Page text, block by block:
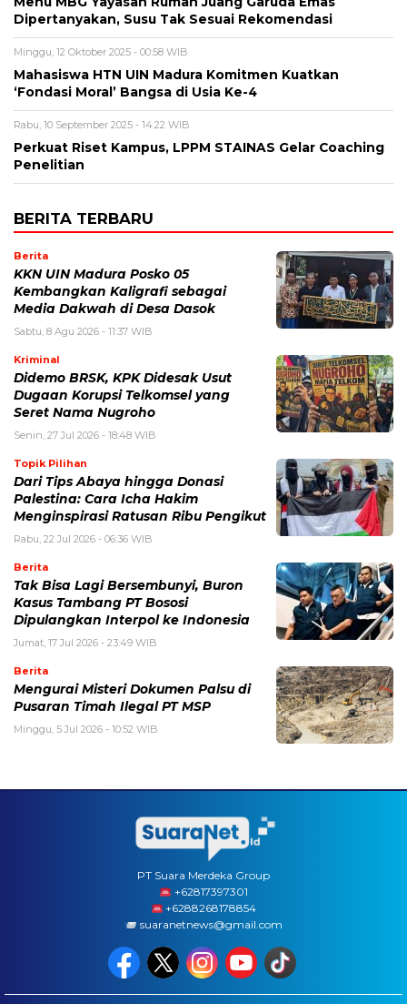
Dipertanyakan, Susu Tak Sesuai Rekomendasi
Minggu, 12 Oktober 2025 - 00:58 WIB
Mahasiswa HTN UIN Madura Komitmen Kuatkan
‘Fondasi Moral’ Bangsa di Usia Ke-4
Rabu, 10 September 2025 - 14:22 WIB
Perkuat Riset Kampus, LPPM STAINAS Gelar Coaching
Penelitian
BERITA TERBARU
Berita
KKN UIN Madura Posko 05
Kembangkan Kaligrafi sebagai
Media Dakwah di Desa Dasok
Sabtu, 8 Agu 2026 - 11:37 WIB
Kriminal
Didemo BRSK, KPK Didesak Usut
Dugaan Korupsi Telkomsel yang
Seret Nama Nugroho
Senin, 27 Jul 2026 - 18:48 WIB
Topik Pilihan
Dari Tips Abaya hingga Donasi
Palestina: Cara Icha Hakim
Menginspirasi Ratusan Ribu Pengikut
Rabu, 22 Jul 2026 - 06:36 WIB
Berita
Tak Bisa Lagi Bersembunyi, Buron
Kasus Tambang PT Bososi
Dipulangkan Interpol ke Indonesia
Jumat, 17 Jul 2026 - 23:49 WIB
Berita
Mengurai Misteri Dokumen Palsu di
Pusaran Timah Ilegal PT MSP
Minggu, 5 Jul 2026 - 10:52 WIB
PT Suara Merdeka Group
‪+62817397301
+6288268178854
suaranetnews@gmail.com